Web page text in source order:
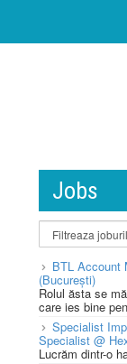
Jobs
BTL Account
(București)
Rolul ăsta se
care ies bine
Specialist
Specialist @
Lucrăm dintr-o